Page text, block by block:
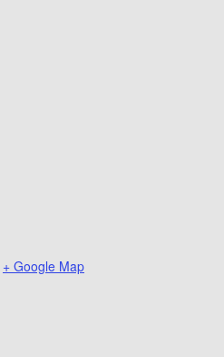
+ Google Map